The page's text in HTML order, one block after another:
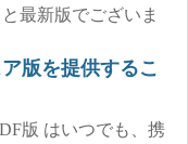
最新版でございま
版を提供するこ
版 はいつでも、携